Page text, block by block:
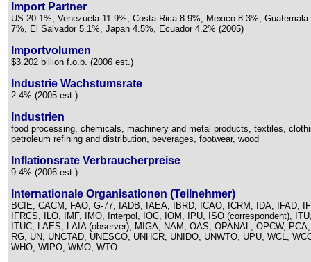
Import Partner
US 20.1%, Venezuela 11.9%, Costa Rica 8.9%, Mexico 8.3%, Guatemala
7%, El Salvador 5.1%, Japan 4.5%, Ecuador 4.2% (2005)
Importvolumen
$3.202 billion f.o.b. (2006 est.)
Industrie Wachstumsrate
2.4% (2005 est.)
Industrien
food processing, chemicals, machinery and metal products, textiles,
petroleum refining and distribution, beverages, footwear, wood
Inflationsrate Verbraucherpreise
9.4% (2006 est.)
Internationale Organisationen (Teilnehmer)
BCIE, CACM, FAO, G-77, IADB, IAEA, IBRD, ICAO, ICRM, IDA, IFAD,
IFRCS, ILO, IMF, IMO, Interpol, IOC, IOM, IPU, ISO (correspondent),
ITUC, LAES, LAIA (observer), MIGA, NAM, OAS, OPANAL, OPCW, PCA,
RG, UN, UNCTAD, UNESCO, UNHCR, UNIDO, UNWTO, UPU, WCL,
WHO, WIPO, WMO, WTO